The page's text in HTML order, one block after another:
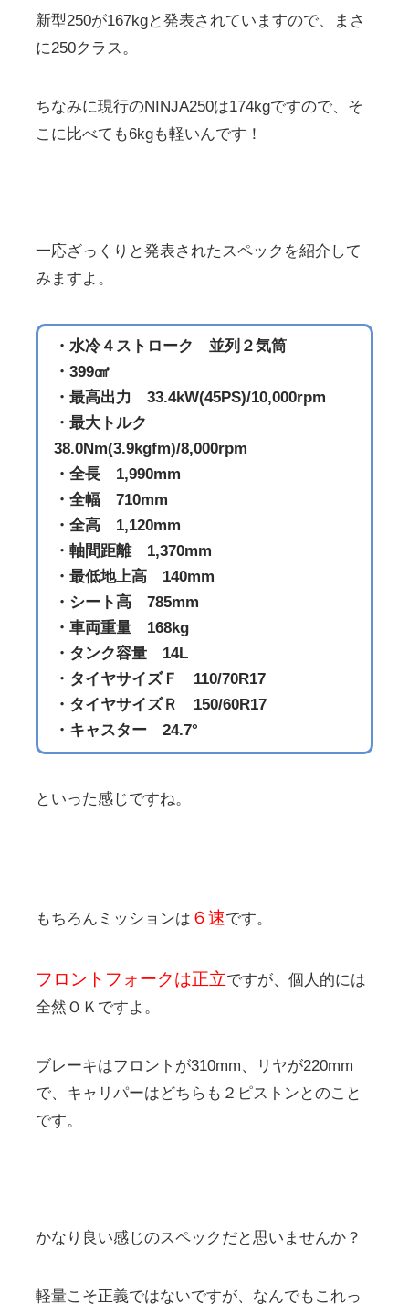
新型250が167kgと発表されていますので、まさ
に250クラス。
ちなみに現行のNINJA250は174kgですので、そ
こに比べても6kgも軽いんです！
一応ざっくりと発表されたスペックを紹介して
みますよ。
・水冷４ストローク 並列２気筒
・399㎤
・最高出力 33.4kW(45PS)/10,000rpm
・最大トルク
38.0Nm(3.9kgfm)/8,000rpm
・全長 1,990mm
・全幅 710mm
・全高 1,120mm
・軸間距離 1,370mm
・最低地上高 140mm
・シート高 785mm
・車両重量 168kg
・タンク容量 14L
・タイヤサイズＦ 110/70R17
・タイヤサイズＲ 150/60R17
・キャスター 24.7°
といった感じですね。
もちろんミッションは ６速です。
フロントフォークは正立ですが、個人的には
全然ＯＫですよ。
ブレーキはフロントが310mm、リヤが220mm
で、キャリパーはどちらも２ピストンとのこと
です。
かなり良い感じのスペックだと思いませんか？
軽量こそ正義ではないですが、なんでもこれっ